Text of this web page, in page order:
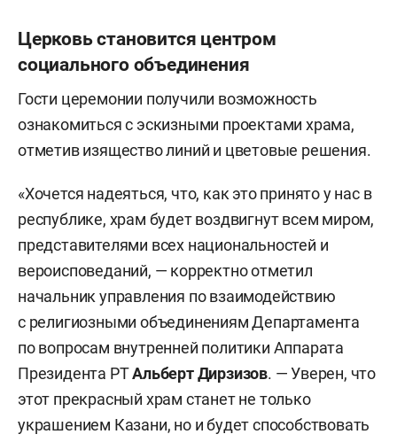
Церковь становится центром
социального объединения
Гости церемонии получили возможность
ознакомиться с эскизными проектами храма,
отметив изящество линий и цветовые решения.
«Хочется надеяться, что, как это принято у нас в
республике, храм будет воздвигнут всем миром,
представителями всех национальностей и
вероисповеданий, — корректно отметил
начальник управления по взаимодействию
с религиозными объединениям Департамента
по вопросам внутренней политики Аппарата
Президента РТАльберт Дирзизов. — Уверен, что
этот прекрасный храм станет не только
украшением Казани, но и будет способствовать